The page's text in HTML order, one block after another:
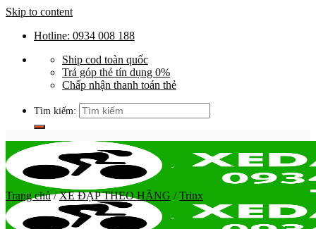
Skip to content
Hotline: 0934 008 188
Ship cod toàn quốc
Trả góp thẻ tín dụng 0%
Chấp nhận thanh toán thẻ
Tìm kiếm:
Trang chủ / XE ĐẠP THEO HÃNG / Trinx